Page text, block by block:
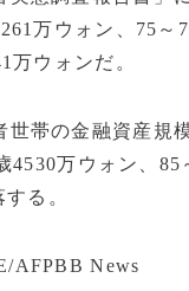
万ウォン、75
万ウォンだ。
世帯の金融資産規
4530万ウォン、
る。
AFPBB News